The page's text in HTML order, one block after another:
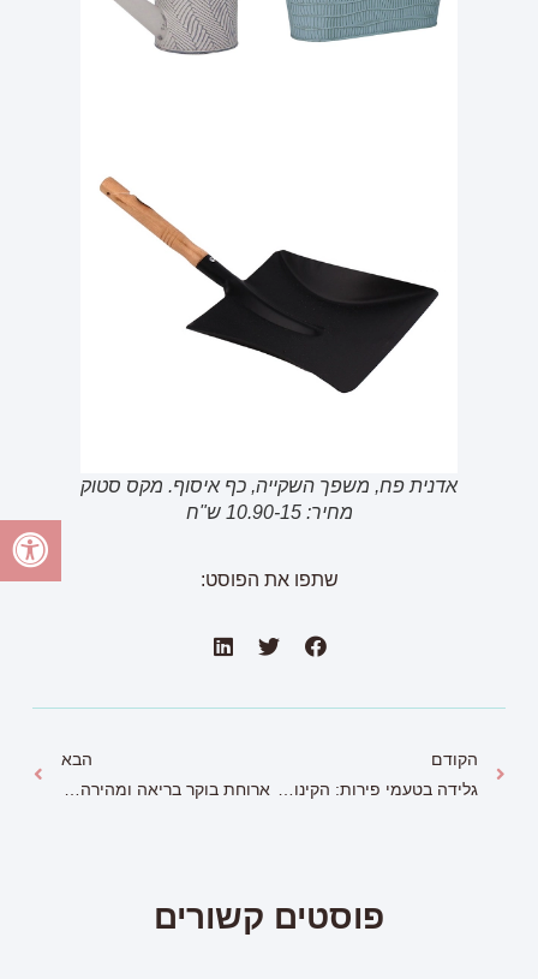
אדנית פח, משפך השקייה, כף איסוף. מקס סטוק
מחיר: 10.90-15 ש"ח
שתפו את הפוסט:
הקודם
גלידה בטעמי פירות: הקינוח המושלם לט"ו בשבט
הבא
ארוחת בוקר בריאה ומהירה: חמש דקות ויש לכם את זה
פוסטים קשורים